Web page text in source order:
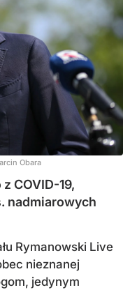
Obara
COVID-19,
nadmiarowych
Rymanowski Live
nieznanej
jedynym